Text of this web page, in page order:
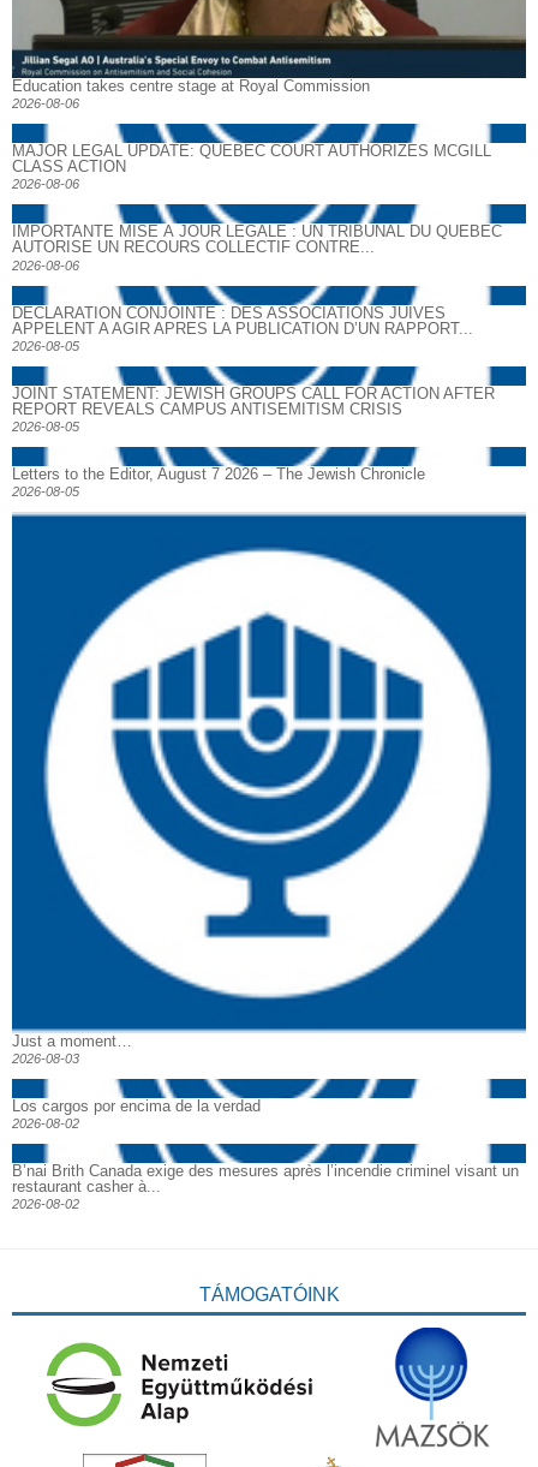
Education takes centre stage at Royal Commission
2026-08-06
MAJOR LEGAL UPDATE: QUEBEC COURT AUTHORIZES MCGILL
CLASS ACTION
2026-08-06
IMPORTANTE MISE À JOUR LÉGALE : UN TRIBUNAL DU QUÉBEC
AUTORISE UN RECOURS COLLECTIF CONTRE...
2026-08-06
DECLARATION CONJOINTE : DES ASSOCIATIONS JUIVES
APPELENT A AGIR APRES LA PUBLICATION D’UN RAPPORT...
2026-08-05
JOINT STATEMENT: JEWISH GROUPS CALL FOR ACTION AFTER
REPORT REVEALS CAMPUS ANTISEMITISM CRISIS
2026-08-05
Letters to the Editor, August 7 2026 – The Jewish Chronicle
2026-08-05
Just a moment…
2026-08-03
Los cargos por encima de la verdad
2026-08-02
B’nai Brith Canada exige des mesures après l’incendie criminel visant un
restaurant casher à...
2026-08-02
TÁMOGATÓINK